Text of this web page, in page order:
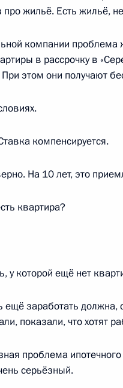
Военно-
Информационные
Президента России
Конституция России
Государственная
MAX
про жильё. Есть жильё,
компании
в рассрочку в
этом они получают
компенсируется.
На 10 лет, это
квартира?
у которой ещё нет
заработать должна,
показали, что хотят
проблема
серьёзный.